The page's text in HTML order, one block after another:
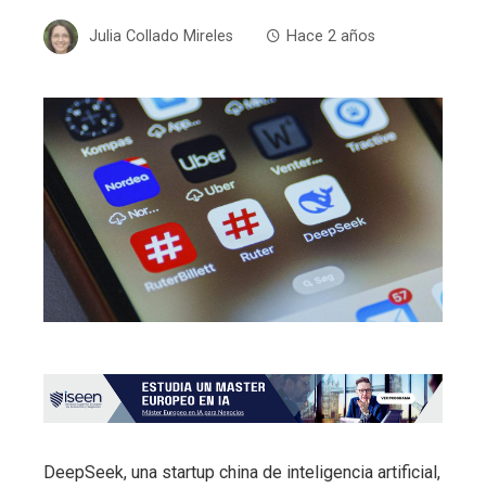
Julia Collado Mireles Hace 2 años
DeepSeek, una startup china de inteligencia artificial,